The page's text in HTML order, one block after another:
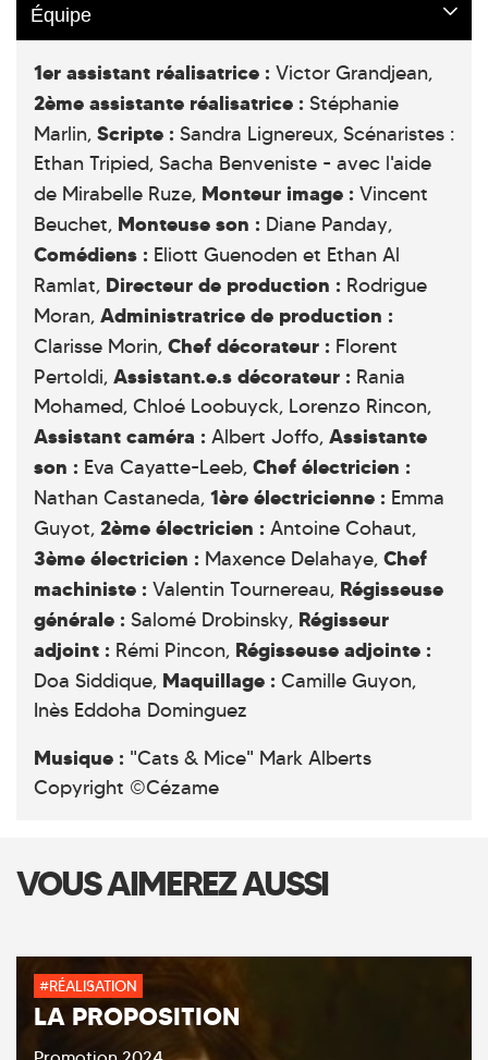
Équipe
1er assistant réalisatrice : Victor Grandjean,
2ème assistante réalisatrice : Stéphanie
Marlin, Scripte : Sandra Lignereux, Scénaristes :
Ethan Tripied, Sacha Benveniste - avec l'aide
de Mirabelle Ruze, Monteur image : Vincent
Beuchet, Monteuse son : Diane Panday,
Comédiens : Eliott Guenoden et Ethan Al
Ramlat, Directeur de production : Rodrigue
Moran, Administratrice de production :
Clarisse Morin, Chef décorateur : Florent
Pertoldi, Assistant.e.s décorateur : Rania
Mohamed, Chloé Loobuyck, Lorenzo Rincon,
Assistant caméra : Albert Joffo, Assistante
son : Eva Cayatte-Leeb, Chef électricien :
Nathan Castaneda, 1ère électricienne : Emma
Guyot, 2ème électricien : Antoine Cohaut,
3ème électricien : Maxence Delahaye, Chef
machiniste : Valentin Tournereau, Régisseuse
générale : Salomé Drobinsky, Régisseur
adjoint : Rémi Pincon, Régisseuse adjointe :
Doa Siddique, Maquillage : Camille Guyon,
Inès Eddoha Dominguez
Musique : "Cats & Mice" Mark Alberts
Copyright ©Cézame
VOUS AIMEREZ AUSSI
#RÉALISATION
LA PROPOSITION